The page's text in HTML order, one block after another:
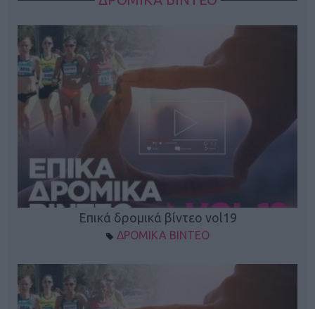
Επικά δρομικά βίντεο vol19
ΔΡΟΜΙΚΑ ΒΙΝΤΕΟ